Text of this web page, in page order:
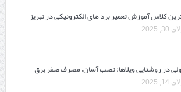
کلاس آموزش تعمیر برد های الکترونیکی در تبریز
2025
در روشنایی ویلاها: نصب آسان، مصرف صفر برق
2025